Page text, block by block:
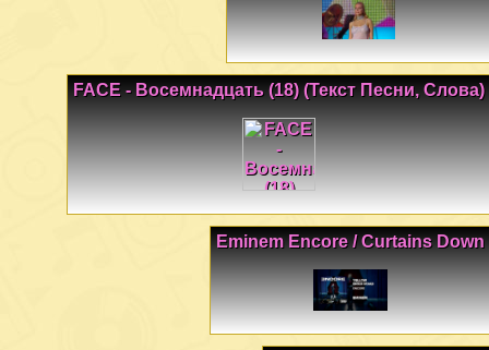
FACE - Восемнадцать (18) (Текст Песни, Слова)
Eminem Encore / Curtains Down